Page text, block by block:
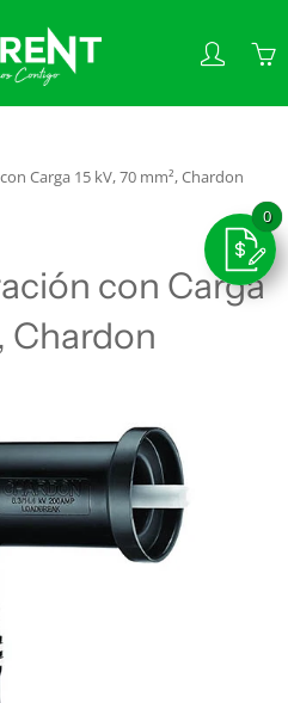
Carga 15 kV, 70 mm², Chardon
con Carga
Chardon